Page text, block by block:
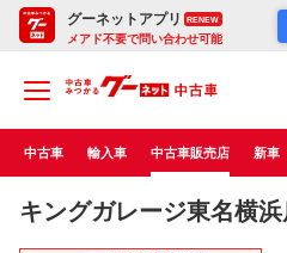
グーネットアプリ RENEW
メアド不要で問い合わせ可能
中古車 輸入車 中古車販売店 新車
キングガレージ東名横